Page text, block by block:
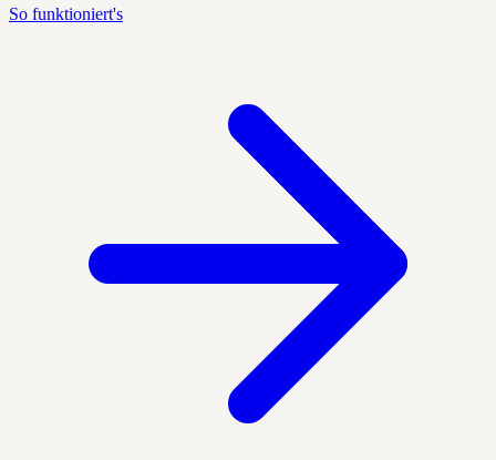
So funktioniert's